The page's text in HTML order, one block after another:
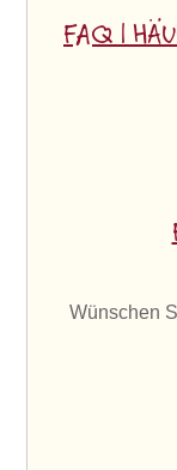
FAQ |
Wünschen